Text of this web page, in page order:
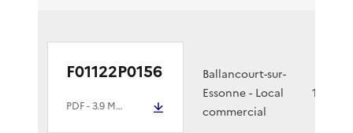
F01122P0156
PDF- 3.9 Mio
Ballancourt-sur-
Essonne - Local
commercial
13/07/